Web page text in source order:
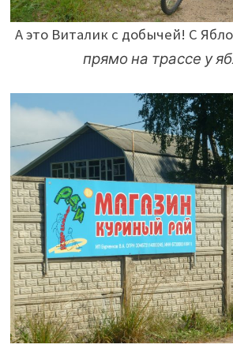
А это Виталик с добычей! С
прямо на трассе у